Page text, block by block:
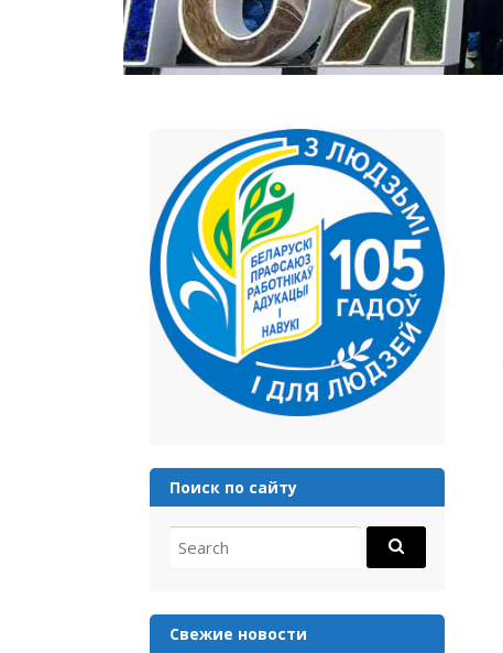
Поиск по сайту
Search for:
Свежие новости